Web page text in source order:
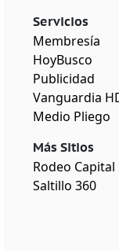
Servicios
Membresía
HoyBusco
Publicidad
Vanguardia
Medio Pliego
Más Sitios
Rodeo Capital
Saltillo 360